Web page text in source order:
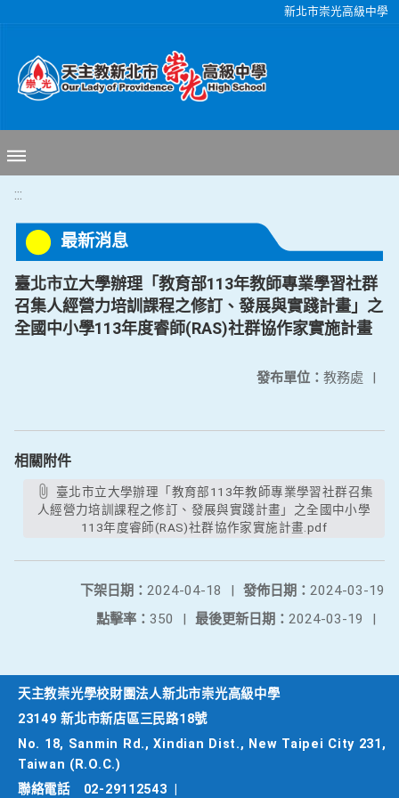
新北市崇光高級中學
:::
最新消息
臺北市立大學辦理「教育部113年教師專業學習社群
召集人經營力培訓課程之修訂、發展與實踐計畫」之
全國中小學113年度睿師(RAS)社群協作家實施計畫
發布單位： 教務處 |
相關附件
人經營力培訓課程之修訂、發展與實踐計畫」之全國中小學
113年度睿師(RAS)社群協作家實施計畫.pdf
發佈日期： 2024-03-19
下架日期： 2024-04-18
|
最後更新日期： 2024-03-19 |
點擊率： 350 |
天主教崇光學校財團法人新北市崇光高級中學
23149 新北市新店區三民路18號
No. 18, Sanmin Rd., Xindian Dist., New Taipei City 231,
Taiwan (R.O.C.)
聯絡電話
02-29112543